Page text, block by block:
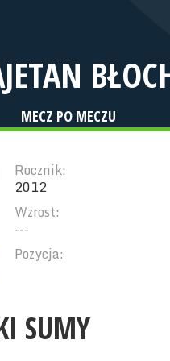
MECZ PO MECZU
Rocznik:
2012
Wzrost:
---
Pozycja:
SUMY